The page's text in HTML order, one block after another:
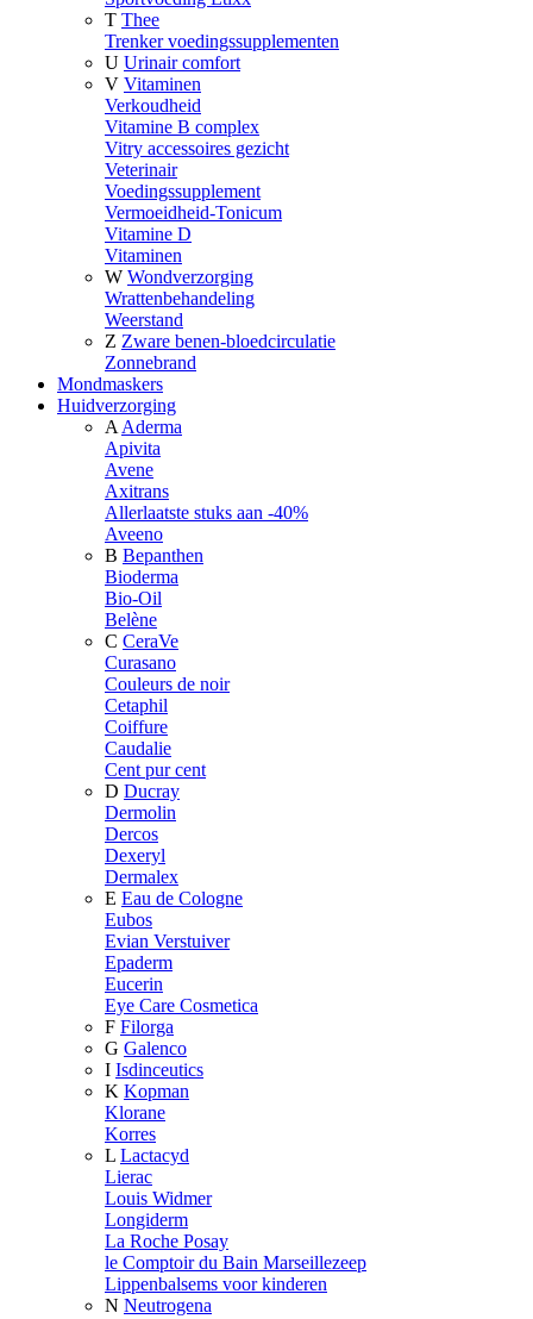
T Thee
Trenker voedingssupplementen
U Urinair comfort
V Vitaminen
Verkoudheid
Vitamine B complex
Vitry accessoires gezicht
Veterinair
Voedingssupplement
Vermoeidheid-Tonicum
Vitamine D
Vitaminen
W Wondverzorging
Wrattenbehandeling
Weerstand
Z Zware benen-bloedcirculatie
Zonnebrand
Mondmaskers
Huidverzorging
A Aderma
Apivita
Avene
Axitrans
Allerlaatste stuks aan -40%
Aveeno
B Bepanthen
Bioderma
Bio-Oil
Belène
C CeraVe
Curasano
Couleurs de noir
Cetaphil
Coiffure
Caudalie
Cent pur cent
D Ducray
Dermolin
Dercos
Dexeryl
Dermalex
E Eau de Cologne
Eubos
Evian Verstuiver
Epaderm
Eucerin
Eye Care Cosmetica
F Filorga
G Galenco
I Isdinceutics
K Kopman
Klorane
Korres
L Lactacyd
Lierac
Louis Widmer
Longiderm
La Roche Posay
le Comptoir du Bain Marseillezeep
Lippenbalsems voor kinderen
N Neutrogena